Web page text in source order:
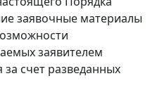
заявочные материалы
заявителем
счет разведанных